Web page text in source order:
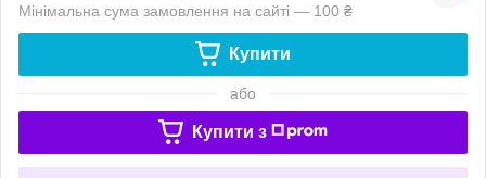
Мінімальна сума замовлення на сайті — 100 ₴
Купити
або
Купити з